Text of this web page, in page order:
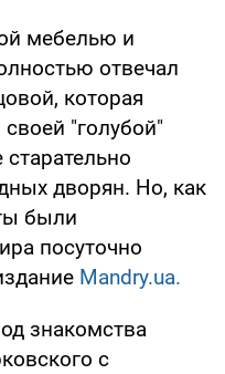
мебелью и
отвечал
которая
"голубой"
дворян. Но, как
были
посуточно
Mandry.ua.
знакомства
с